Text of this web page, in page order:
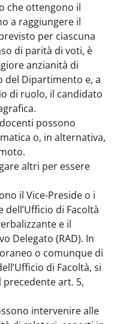
che ottengono il
a raggiungere il
per ciascuna
di parità di voti, è
anzianità di
del Dipartimento e, a
di ruolo, il candidato
possono
o, in alternativa,
altri per essere
il Vice-Preside o i
di Facoltà
e il
Delegato (RAD). In
o comunque di
di Facoltà, si
art. 5,
intervenire alle